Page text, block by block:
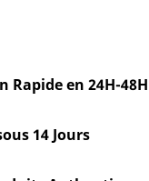
Rapide en 24H-48H
14 Jours